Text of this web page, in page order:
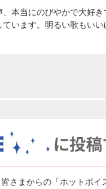
本当にのびやかで大好き
います。明るい歌もい
さまからの「ホットボ